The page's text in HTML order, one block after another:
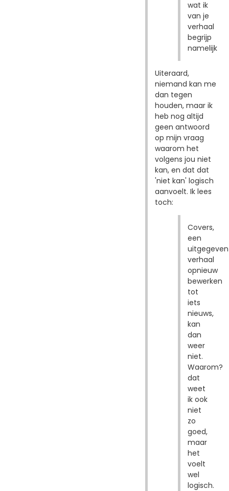
wat ik
van je
verhaal
begrijp
namelijk
Uiteraard,
niemand kan me
dan tegen
houden, maar ik
heb nog altijd
geen antwoord
op mijn vraag
waarom het
volgens jou niet
kan, en dat dat
'niet kan' logisch
aanvoelt. Ik lees
toch:
Covers,
een
uitgegeven
verhaal
opnieuw
bewerken
tot
iets
nieuws,
kan
dan
weer
niet.
Waarom?
dat
weet
ik ook
niet
zo
goed,
maar
het
voelt
wel
logisch.